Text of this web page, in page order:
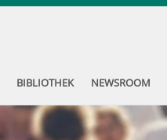
BIBLIOTHEK NEWSROOM